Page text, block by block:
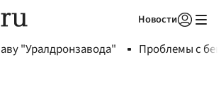
Новости
"Уралдронзавода" Проблемы с